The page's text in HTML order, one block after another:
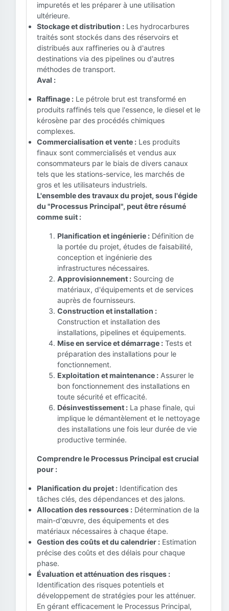
impuretés et les préparer à une utilisation
ultérieure.
Stockage et distribution : Les hydrocarbures
traités sont stockés dans des réservoirs et
distribués aux raffineries ou à d'autres
destinations via des pipelines ou d'autres
méthodes de transport.
Aval :
Raffinage : Le pétrole brut est transformé en
produits raffinés tels que l'essence, le diesel et le
kérosène par des procédés chimiques
complexes.
Commercialisation et vente : Les produits
finaux sont commercialisés et vendus aux
consommateurs par le biais de divers canaux
tels que les stations-service, les marchés de
gros et les utilisateurs industriels.
L'ensemble des travaux du projet, sous l'égide
du "Processus Principal", peut être résumé
comme suit :
Planification et ingénierie : Définition de
la portée du projet, études de faisabilité,
conception et ingénierie des
infrastructures nécessaires.
Approvisionnement : Sourcing de
matériaux, d'équipements et de services
auprès de fournisseurs.
Construction et installation :
Construction et installation des
installations, pipelines et équipements.
Mise en service et démarrage : Tests et
préparation des installations pour le
fonctionnement.
Exploitation et maintenance : Assurer le
bon fonctionnement des installations en
toute sécurité et efficacité.
Désinvestissement : La phase finale, qui
implique le démantèlement et le nettoyage
des installations une fois leur durée de vie
productive terminée.
Comprendre le Processus Principal est crucial
pour :
Planification du projet : Identification des
tâches clés, des dépendances et des jalons.
Allocation des ressources : Détermination de la
main-d'œuvre, des équipements et des
matériaux nécessaires à chaque étape.
Gestion des coûts et du calendrier : Estimation
précise des coûts et des délais pour chaque
phase.
Évaluation et atténuation des risques :
Identification des risques potentiels et
développement de stratégies pour les atténuer.
En gérant efficacement le Processus Principal,